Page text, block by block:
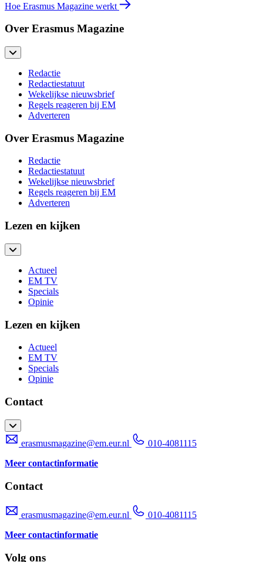
Hoe Erasmus Magazine werkt
Over Erasmus Magazine
Redactie
Redactiestatuut
Wekelijkse nieuwsbrief
Regels reageren bij EM
Adverteren
Over Erasmus Magazine
Redactie
Redactiestatuut
Wekelijkse nieuwsbrief
Regels reageren bij EM
Adverteren
Lezen en kijken
Actueel
EM TV
Specials
Opinie
Lezen en kijken
Actueel
EM TV
Specials
Opinie
Contact
erasmusmagazine@em.eur.nl
010-4081115
Meer contactinformatie
Contact
erasmusmagazine@em.eur.nl
010-4081115
Meer contactinformatie
Volg ons